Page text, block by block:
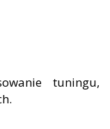
tuningu,